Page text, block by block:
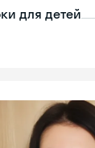
для детей